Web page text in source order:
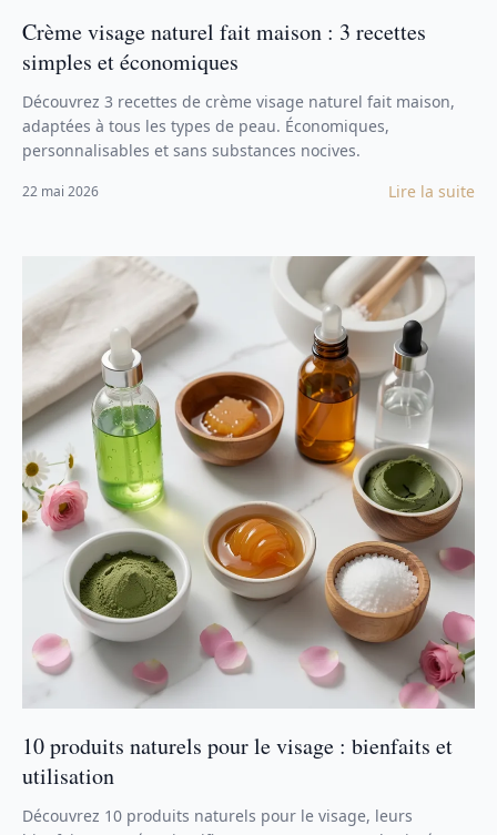
Crème visage naturel fait maison : 3 recettes
simples et économiques
Découvrez 3 recettes de crème visage naturel fait maison,
adaptées à tous les types de peau. Économiques,
personnalisables et sans substances nocives.
22 mai 2026 Lire la suite
10 produits naturels pour le visage : bienfaits et
utilisation
Découvrez 10 produits naturels pour le visage, leurs